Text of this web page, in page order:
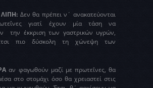
Δεν θα πρέπει ν΄ ανακατεύονται
γιατί έχουν μία τάση να
την έκκριση των γαστρικών υγρών,
πιο δύσκολη τη χώνεψη των
αν φαγωθούν μαζί με πρωτεΐνες, θα
στο στομάχι όσο θα χρειαστεί στις